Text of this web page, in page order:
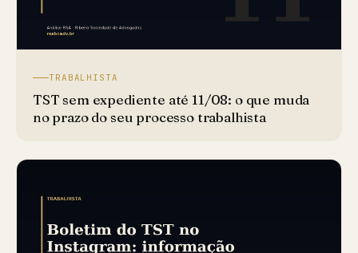
TRABALHISTA
TST sem expediente até 11/08: o que muda
no prazo do seu processo trabalhista